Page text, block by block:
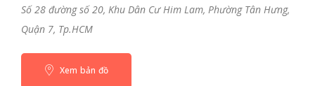
Số 28 đường số 20, Khu Dân Cư Him Lam, Phường Tân Hưng,
Quận 7, Tp.HCM
Xem bản đồ